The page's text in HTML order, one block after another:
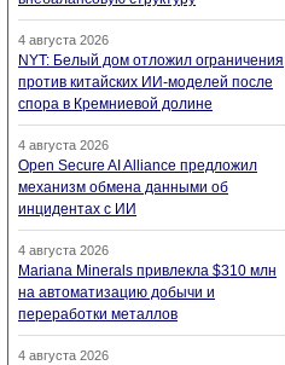
4 августа 2026
NYT: Белый дом отложил ограничения
против китайских ИИ-моделей после
спора в Кремниевой долине
4 августа 2026
Open Secure AI Alliance предложил
механизм обмена данными об
инцидентах с ИИ
4 августа 2026
Mariana Minerals привлекла $310 млн
на автоматизацию добычи и
переработки металлов
4 августа 2026